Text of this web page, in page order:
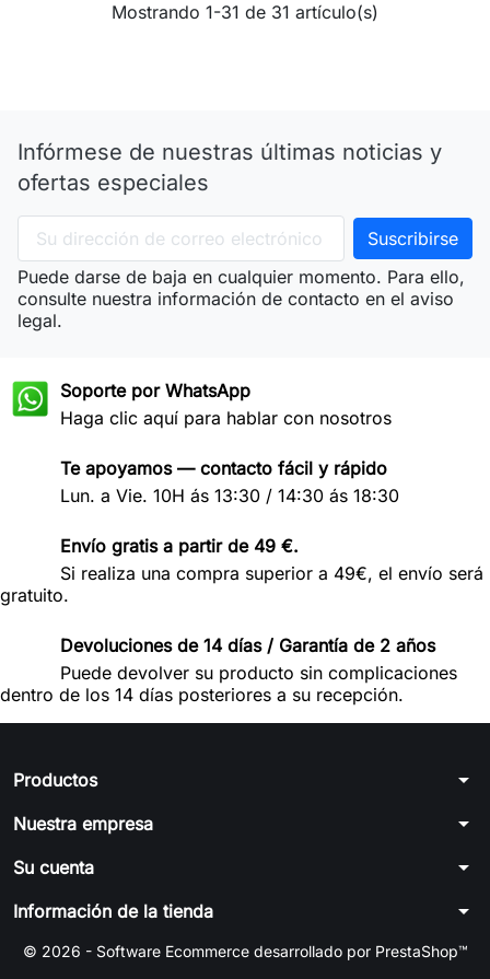
Mostrando 1-31 de 31 artículo(s)
Infórmese de nuestras últimas noticias y
ofertas especiales
Puede darse de baja en cualquier momento. Para ello,
consulte nuestra información de contacto en el aviso
legal.
Soporte por WhatsApp
Haga clic aquí para hablar con nosotros
Te apoyamos — contacto fácil y rápido
Lun. a Vie. 10H ás 13:30 / 14:30 ás 18:30
Envío gratis a partir de 49 €.
Si realiza una compra superior a 49€, el envío será
gratuito.
Devoluciones de 14 días / Garantía de 2 años
Puede devolver su producto sin complicaciones
dentro de los 14 días posteriores a su recepción.
Productos arrow_drop_down
Nuestra empresa arrow_drop_down
Su cuenta arrow_drop_down
Información de la tienda arrow_drop_down
© 2026 - Software Ecommerce desarrollado por PrestaShop™